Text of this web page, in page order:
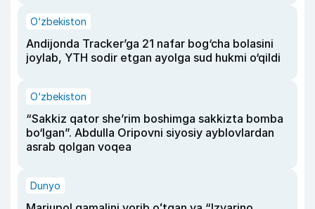
O‘zbekiston
Andijonda Tracker’ga 21 nafar bog‘cha bolasini
joylab, YTH sodir etgan ayolga sud hukmi o‘qildi
O‘zbekiston
“Sakkiz qator she’rim boshimga sakkizta bomba
bo‘lgan”. Abdulla Oripovni siyosiy ayblovlardan
asrab qolgan voqea
Dunyo